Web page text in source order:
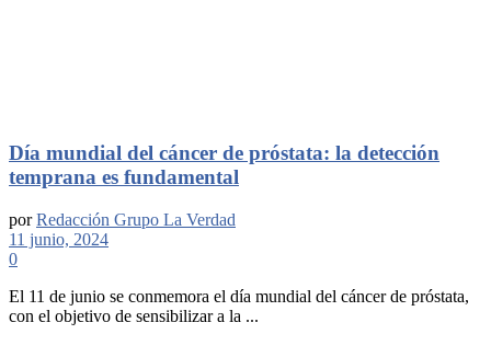
Día mundial del cáncer de próstata: la detección
temprana es fundamental
por Redacción Grupo La Verdad
11 junio, 2024
0
El 11 de junio se conmemora el día mundial del cáncer de próstata,
con el objetivo de sensibilizar a la ...